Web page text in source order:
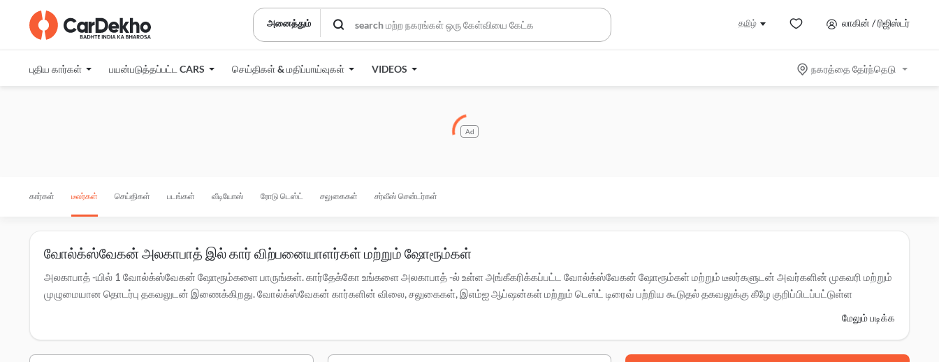
அனைத்தும் தமிழ் லாகின் / ரிஜிஸ்டர்
புதிய கார்கள் பயன்படுத்தப்பட்ட CARS செய்திகள் & மதிப்பாய்வுகள் VIDEOS நகரத்தை தேர்ந்தெடு
Ad
கார்கள் டீலர்கள் செய்திகள் படங்கள் வீடியோஸ் ரோடு டெஸ்ட் சலுகைகள் சர்வீஸ் சென்டர்கள்
வோல்க்ஸ்வேகன் அலகாபாத் இல் கார் விற்பனையாளர்கள் மற்றும் ஷோரூம்கள்
அலகாபாத் -யில் 1 வோல்க்ஸ்வேகன் ஷோரூம்களை பாருங்கள். கார்தேக்கோ உங்களை அலகாபாத் -ல் உள்ள அங்கீகரிக்கப்பட்ட வோல்க்ஸ்வேகன் ஷோரூம்கள் மற்றும் டீலர்களுடன் அவர்களின் முகவரி மற்றும்
முழுமையான தொடர்பு தகவலுடன் இணைக்கிறது. வோல்க்ஸ்வேகன் கார்களின் விலை, சலுகைகள், இஎம்ஐ ஆப்ஷன்கள் மற்றும் டெஸ்ட் டிரைவ் பற்றிய கூடுதல் தகவலுக்கு கீழே குறிப்பிடப்பட்டுள்ள
வியாபாரி பெயர்
முகவரி
மேலும் படிக்க